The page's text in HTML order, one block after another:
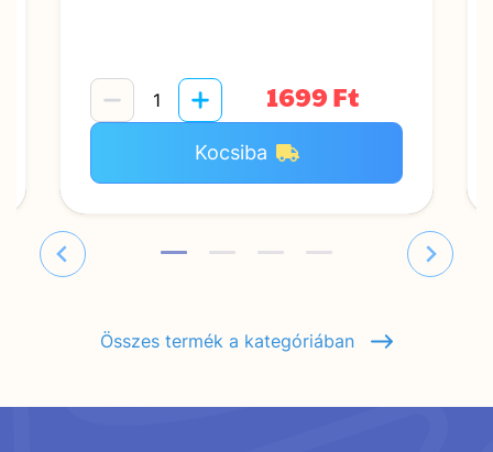
1699 Ft
Kocsiba
Összes termék a kategóriában